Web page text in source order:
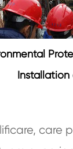
Installation
care